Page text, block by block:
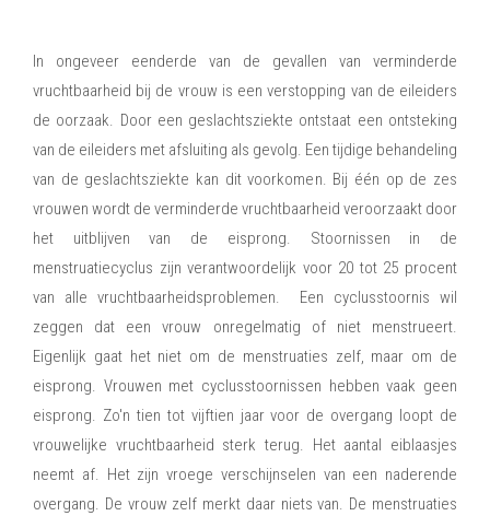
In ongeveer eenderde van de gevallen van verminderde
vruchtbaarheid bij de vrouw is een verstopping van de eileiders
de oorzaak. Door een geslachtsziekte ontstaat een ontsteking
van de eileiders met afsluiting als gevolg. Een tijdige behandeling
van de geslachtsziekte kan dit voorkomen. Bij één op de zes
vrouwen wordt de verminderde vruchtbaarheid veroorzaakt door
het uitblijven van de eisprong. Stoornissen in de
menstruatiecyclus zijn verantwoordelijk voor 20 tot 25 procent
van alle vruchtbaarheidsproblemen. Een cyclusstoornis wil
zeggen dat een vrouw onregelmatig of niet menstrueert.
Eigenlijk gaat het niet om de menstruaties zelf, maar om de
eisprong. Vrouwen met cyclusstoornissen hebben vaak geen
eisprong. Zo'n tien tot vijftien jaar voor de overgang loopt de
vrouwelijke vruchtbaarheid sterk terug. Het aantal eiblaasjes
neemt af. Het zijn vroege verschijnselen van een naderende
overgang. De vrouw zelf merkt daar niets van. De menstruaties